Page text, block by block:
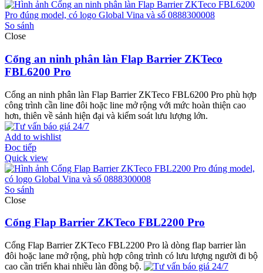
So sánh
Close
Cổng an ninh phân làn Flap Barrier ZKTeco
FBL6200 Pro
Cổng an ninh phân làn Flap Barrier ZKTeco FBL6200 Pro phù hợp
công trình cần line đôi hoặc line mở rộng với mức hoàn thiện cao
hơn, thiên về sảnh hiện đại và kiểm soát lưu lượng lớn.
Add to wishlist
Đọc tiếp
Quick view
So sánh
Close
Cổng Flap Barrier ZKTeco FBL2200 Pro
Cổng Flap Barrier ZKTeco FBL2200 Pro là dòng flap barrier làn
đôi hoặc lane mở rộng, phù hợp công trình có lưu lượng người đi bộ
cao cần triển khai nhiều làn đồng bộ.